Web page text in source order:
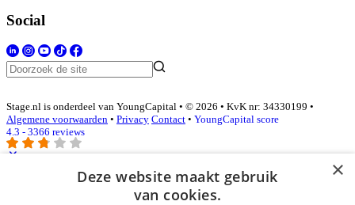
Social
Stage.nl is onderdeel van YoungCapital • © 2026 • KvK nr: 34330199 •
Algemene voorwaarden • Privacy Contact • YoungCapital score
4.3 - 3366 reviews
×
Deze website maakt gebruik
van cookies.